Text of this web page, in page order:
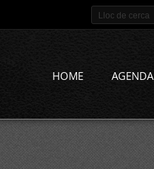
HOME AGENDA